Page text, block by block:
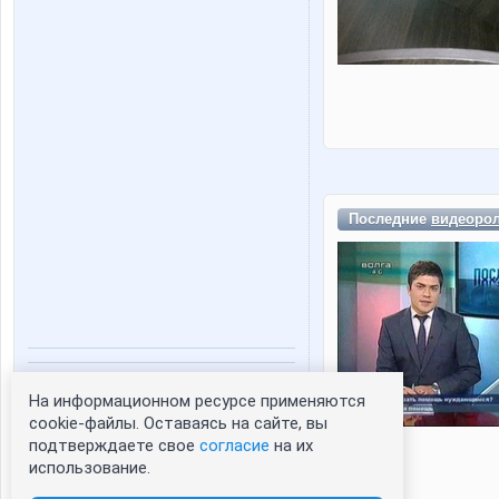
сейчас просматривают портрет - 0
зарегистрированные пользователи
посетившие портрет за 7 дней - 0
Последние
На информационном ресурсе применяются
cookie-файлы. Оставаясь на сайте, вы
подтверждаете свое согласие на их
использование.